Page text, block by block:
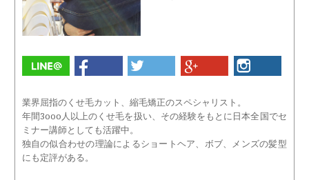
業界屈指のくせ毛カット、縮毛矯正のスペシャリスト。
年間3ooo人以上のくせ毛を扱い、その経験をもとに日本全国でセ
ミナー講師としても活躍中。
独自の似合わせの理論によるショートヘア、ボブ、メンズの髪型
にも定評がある。